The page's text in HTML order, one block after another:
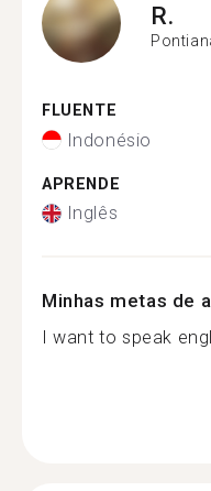
R.
FLUENTE
Indonésio
APRENDE
Inglês
Minhas metas de
I want to speak